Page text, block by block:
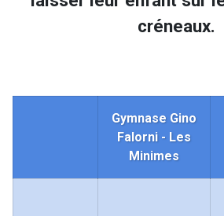
créneaux.
Gymnase Gino
Falorni - Les
Minimes